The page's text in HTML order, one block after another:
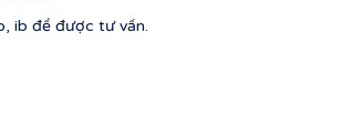
ib để được tư vấn.